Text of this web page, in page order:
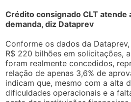
Crédito consignado CLT atende
demanda, diz Dataprev
Conforme os dados da
R$ 220 bilhões em solicitações,
foram realmente concedidos,
relação de apenas 3,6% de
indicam que, mesmo com a alta
dificuldades operacionais e a